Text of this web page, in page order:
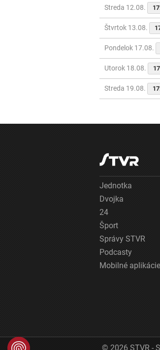
Streda 12.08.
Štvrtok 13.08.
Pondelok 17.08.
Utorok 18.08.
Streda 19.08.
Jednotka
Dvojka
24
Šport
Správy STVR
Podcasty
Mobilné aplikácie
© 2026 STVR -